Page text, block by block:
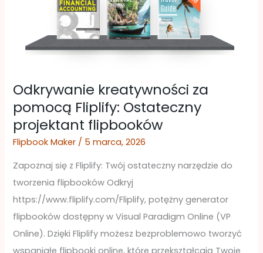
Odkrywanie kreatywności za
pomocą Fliplify: Ostateczny
projektant flipbooków
Flipbook Maker / 5 marca, 2026
Zapoznaj się z Fliplify: Twój ostateczny narzędzie do
tworzenia flipbooków Odkryj
https://www.fliplify.com/Fliplify, potężny generator
flipbooków dostępny w Visual Paradigm Online (VP
Online). Dzięki Fliplify możesz bezproblemowo tworzyć
wspaniałe flipbooki online, które przekształcają Twoje
flipbooków